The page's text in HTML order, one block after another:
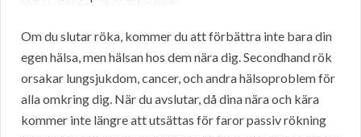
Om du slutar röka, kommer du att förbättra inte bara din
egen hälsa, men hälsan hos dem nära dig. Secondhand rök
orsakar lungsjukdom, cancer, och andra hälsoproblem för
alla omkring dig. När du avslutar, då dina nära och kära
kommer inte längre att utsättas för faror passiv rökning